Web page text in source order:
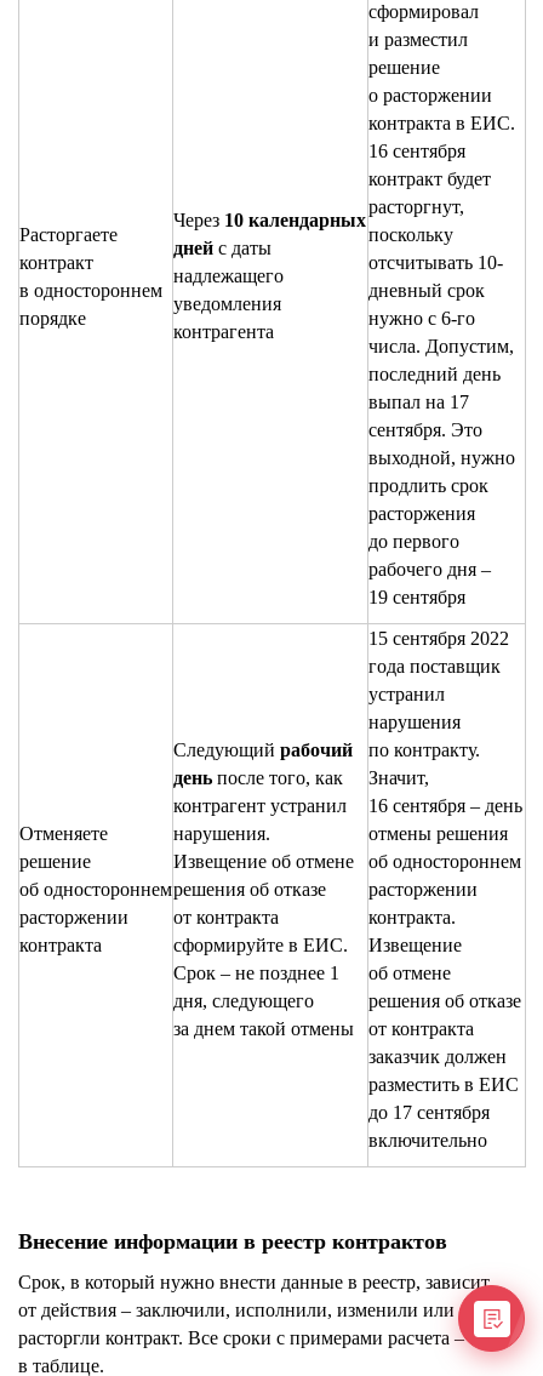
Расторгаете
контракт
в одностороннем
порядке
Через 10 календарных
дней с даты
надлежащего
уведомления
контрагента
сформировал
и разместил
решение
о расторжении
контракта в ЕИС.
16 сентября
контракт будет
расторгнут,
поскольку
отсчитывать 10-
дневный срок
нужно с 6-го
числа. Допустим,
последний день
выпал на 17
сентября. Это
выходной, нужно
продлить срок
расторжения
до первого
рабочего дня –
19 сентября
Отменяете
решение
об одностороннем
расторжении
контракта
Следующий рабочий
день после того, как
контрагент устранил
нарушения.
Извещение об отмене
решения об отказе
от контракта
сформируйте в ЕИС.
Срок – не позднее 1
дня, следующего
за днем такой отмены
15 сентября 2022
года поставщик
устранил
нарушения
по контракту.
Значит,
16 сентября – день
отмены решения
об одностороннем
расторжении
контракта.
Извещение
об отмене
решения об отказе
от контракта
заказчик должен
разместить в ЕИС
до 17 сентября
включительно
Внесение информации в реестр контрактов
Срок, в который нужно внести данные в реестр, зависит
от действия – заключили, исполнили, изменили или
расторгли контракт. Все сроки с примерами расчета –
в таблице.